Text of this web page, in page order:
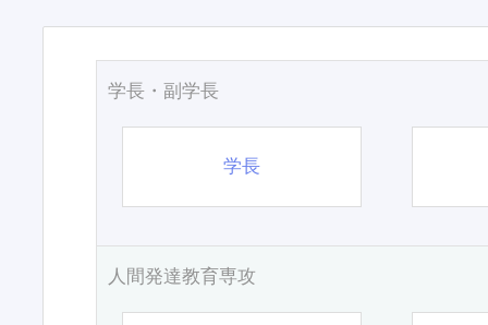
学長・副学長
学長
人間発達教育専攻